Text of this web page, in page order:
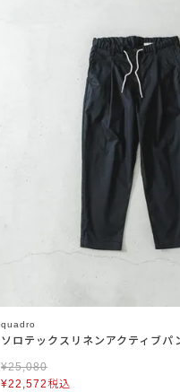
quadro
ソロテックスリネンアクティブパ
¥25,080
¥22,572税込